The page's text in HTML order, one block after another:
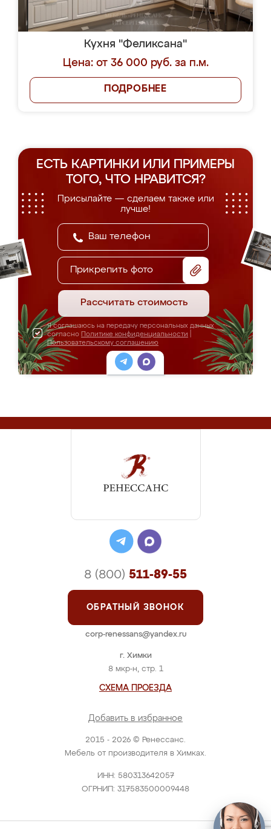
Кухня "Феликсана"
Цена: от 36 000 руб. за п.м.
ПОДРОБНЕЕ
ЕСТЬ КАРТИНКИ ИЛИ ПРИМЕРЫ
ТОГО, ЧТО НРАВИТСЯ?
Присылайте — сделаем также или
лучше!
Прикрепить фото
Рассчитать стоимость
Я соглашаюсь на передачу персональных данных
согласно Политике конфиденциальности
Пользовательскому соглашению
2015 - 2026 © Ренессанс.
Мебель от производителя в Химках.
ИНН: 580313642057
ОГРНИП: 317583500009448
г. Химки
8 мкр-н, стр. 1
СХЕМА ПРОЕЗДА
Добавить в избранное
8 (800) 511-89-55
ОБРАТНЫЙ ЗВОНОК
corp-renessans@yandex.ru